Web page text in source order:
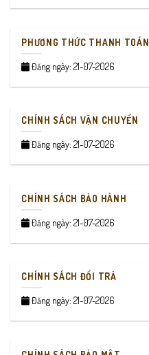
PHƯƠNG THỨC THANH TOÁN
Đăng ngày: 21-07-2026
CHÍNH SÁCH VẬN CHUYỂN
Đăng ngày: 21-07-2026
CHÍNH SÁCH BẢO HÀNH
Đăng ngày: 21-07-2026
CHÍNH SÁCH ĐỔI TRẢ
Đăng ngày: 21-07-2026